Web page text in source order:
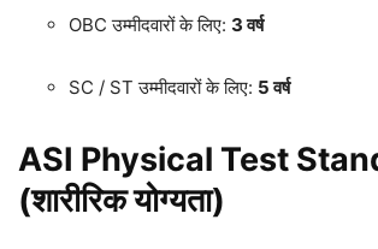
OBC उम्मीदवारों के लिए: 3 वर्ष
SC / ST उम्मीदवारों के लिए: 5 वर्ष
ASI Physical Test
(शारीरिक योग्यता)